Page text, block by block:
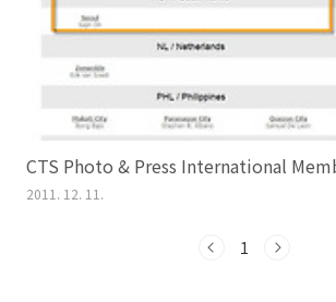
CTS Photo & Press International
2011. 12. 11.
1